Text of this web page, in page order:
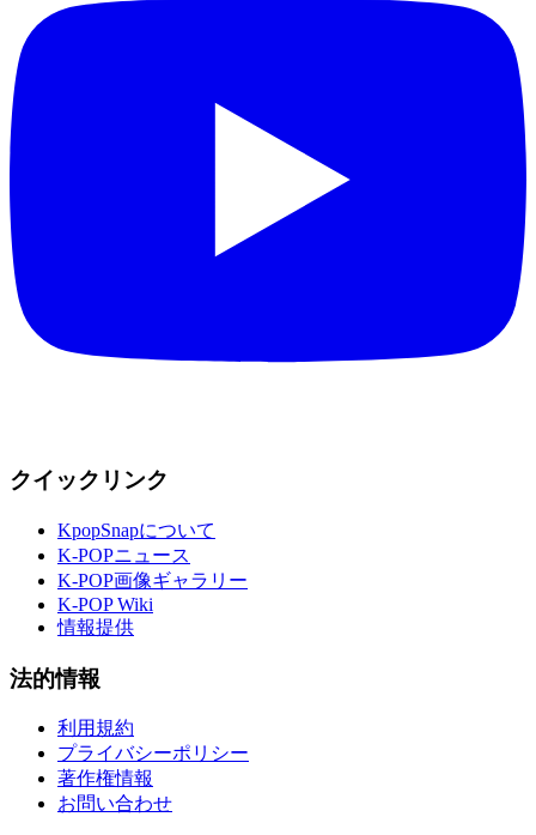
クイックリンク
KpopSnapについて
K-POPニュース
K-POP画像ギャラリー
K-POP Wiki
情報提供
法的情報
利用規約
プライバシーポリシー
著作権情報
お問い合わせ